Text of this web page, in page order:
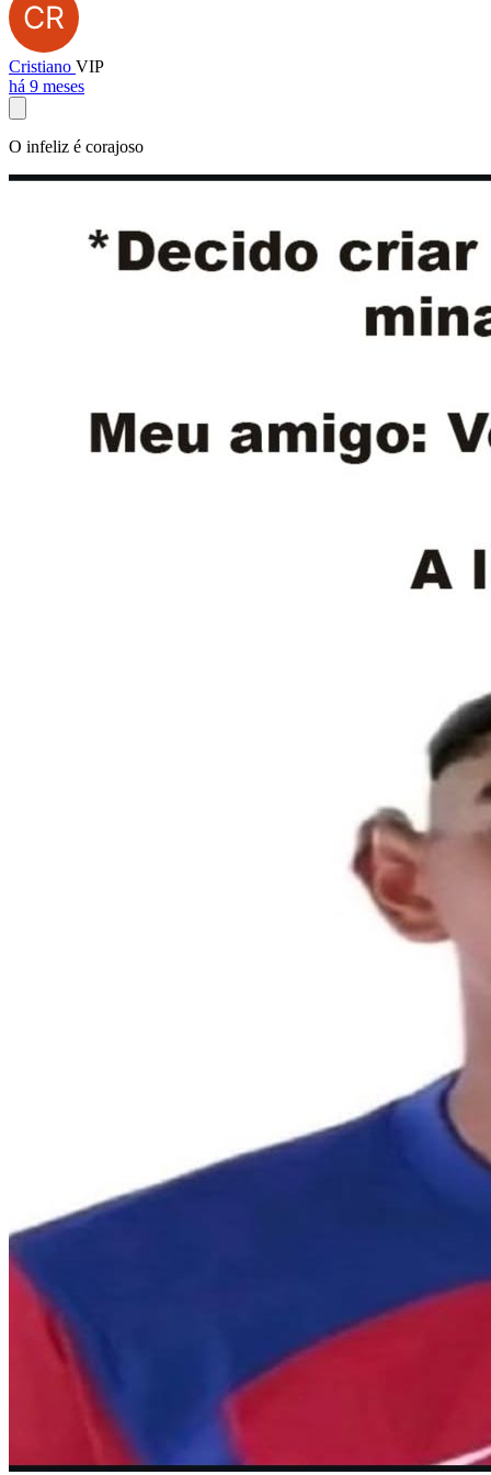
Cristiano VIP
há 9 meses
O infeliz é corajoso